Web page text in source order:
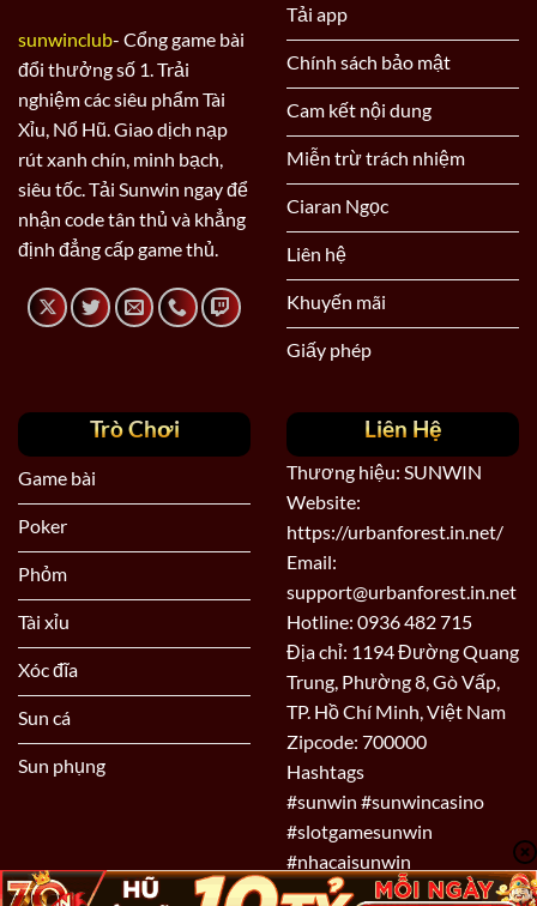
sunwinclub- Cổng game bài
đổi thưởng số 1. Trải
nghiệm các siêu phẩm Tài
Xỉu, Nổ Hũ. Giao dịch nạp
rút xanh chín, minh bạch,
siêu tốc. Tải Sunwin ngay để
nhận code tân thủ và khẳng
định đẳng cấp game thủ.
Tải app
Chính sách bảo mật
Cam kết nội dung
Miễn trừ trách nhiệm
Ciaran Ngọc
Liên hệ
Khuyến mãi
Giấy phép
Trò Chơi
Game bài
Poker
Phỏm
Tài xỉu
Xóc đĩa
Sun cá
Sun phụng
Liên Hệ
Thương hiệu: SUNWIN
Website:
https://urbanforest.in.net/
Email:
support@urbanforest.in.net
Hotline: 0936 482 715
Địa chỉ: 1194 Đường Quang
Trung, Phường 8, Gò Vấp,
TP. Hồ Chí Minh, Việt Nam
Zipcode: 700000
Hashtags
#sunwin #sunwincasino
#slotgamesunwin
#nhacaisunwin
#dangkysunwin